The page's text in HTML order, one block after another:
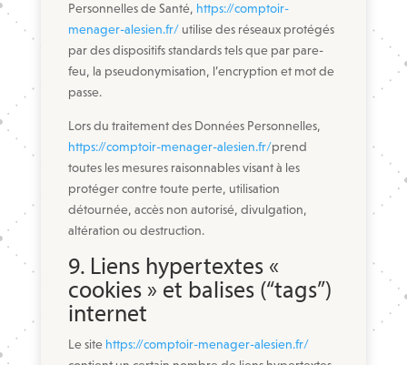
Personnelles de Santé, https://comptoir-
menager-alesien.fr/utilise des réseaux protégés
par des dispositifs standards tels que par pare-
feu, la pseudonymisation, l’encryption et mot de
passe.
Lors du traitement des Données Personnelles,
https://comptoir-menager-alesien.fr/prend
toutes les mesures raisonnables visant à les
protéger contre toute perte, utilisation
détournée, accès non autorisé, divulgation,
altération ou destruction.
9. Liens hypertextes «
cookies » et balises (“tags”)
internet
Le site https://comptoir-menager-alesien.fr/